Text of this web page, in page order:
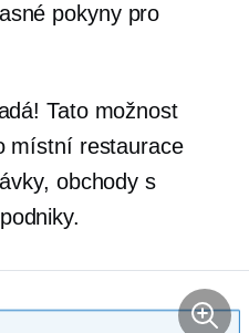
pokyny pro
Tato možnost
místní restaurace
obchody s